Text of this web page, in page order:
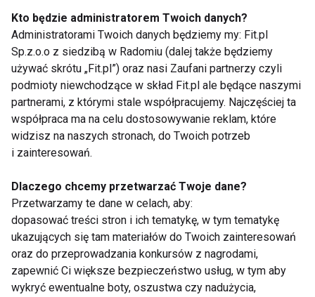
dużego doświadczenia, analizy danych z różnych
źródeł oraz umiejętności prognozowania.
Więcej informacji na temat e-commerce, analityki
oraz reklamy sklepu internetowego, znajdziesz na
stronie
www.proweso.pl gdzie także można
bezpośrednio skontaktować się z autorem niniejszej
publikacji.
FITNESS INTERNET BRANŻOWE FIT BIZ
Kto będzie administratorem Twoich danych?
Administratorami Twoich danych będziemy my: Fit.pl
Sp.z.o.o z siedzibą w Radomiu (dalej także będziemy
używać skrótu „Fit.pl”) oraz nasi Zaufani partnerzy czyli
podmioty niewchodzące w skład Fit.pl ale będące naszymi
partnerami, z którymi stale współpracujemy. Najczęściej ta
współpraca ma na celu dostosowywanie reklam, które
widzisz na naszych stronach, do Twoich potrzeb
i zainteresowań.
Dlaczego chcemy przetwarzać Twoje dane?
Przetwarzamy te dane w celach, aby:
dopasować treści stron i ich tematykę, w tym tematykę
ukazujących się tam materiałów do Twoich zainteresowań
oraz do przeprowadzania konkursów z nagrodami,
zapewnić Ci większe bezpieczeństwo usług, w tym aby
wykryć ewentualne boty, oszustwa czy nadużycia,